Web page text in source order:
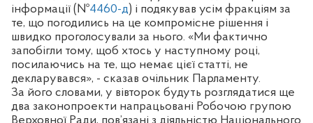
інформації (№4460-д) і подякував усім фракціям за
те, що погодились на це компромісне рішення і
швидко проголосували за нього. «Ми фактично
запобігли тому, щоб хтось у наступному році,
посилаючись на те, що немає цієї статті, не
декларувався», - сказав очільник Парламенту.
За його словами, у вівторок будуть розглядатися ще
два законопроекти напрацьовані Робочою групою